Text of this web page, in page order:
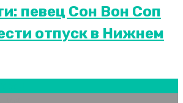
певец Сон Вон Соп
отпуск в Нижнем